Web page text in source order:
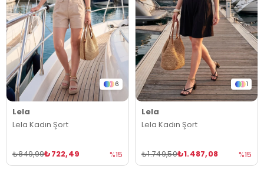
6
Lela
Lela Kadın Şort
₺722,49
₺849,99 %15
1
Lela
Lela Kadın Şort
₺1.487,08
₺1.749,50 %15